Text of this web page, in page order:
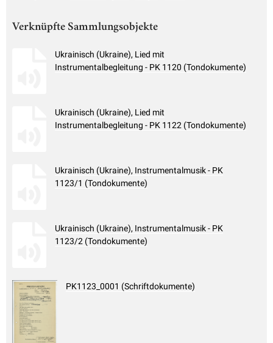
Verknüpfte Sammlungsobjekte
Ukrainisch (Ukraine), Lied mit
Instrumentalbegleitung - PK 1120 (Tondokumente)
Ukrainisch (Ukraine), Lied mit
Instrumentalbegleitung - PK 1122 (Tondokumente)
Ukrainisch (Ukraine), Instrumentalmusik - PK
1123/1 (Tondokumente)
Ukrainisch (Ukraine), Instrumentalmusik - PK
1123/2 (Tondokumente)
PK1123_0001 (Schriftdokumente)